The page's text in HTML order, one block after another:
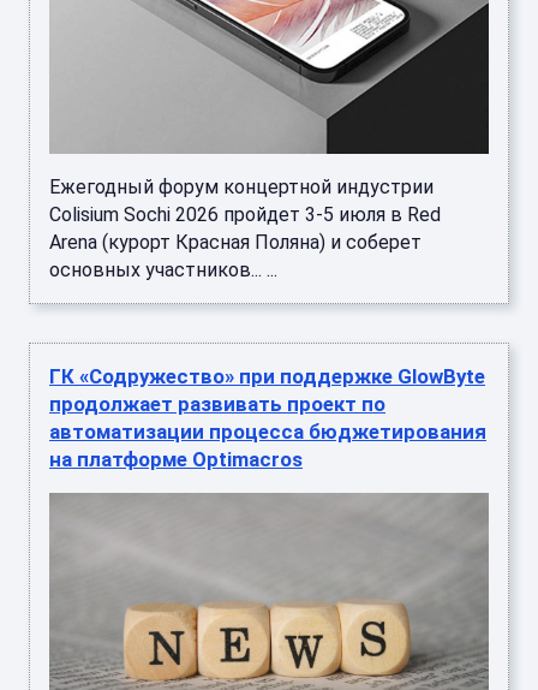
Ежегодный форум концертной индустрии
Colisium Sochi 2026 пройдет 3-5 июля в Red
Arena (курорт Красная Поляна) и соберет
основных участников... ...
ГК «Содружество» при поддержке GlowByte
продолжает развивать проект по
автоматизации процесса бюджетирования
на платформе Optimacros